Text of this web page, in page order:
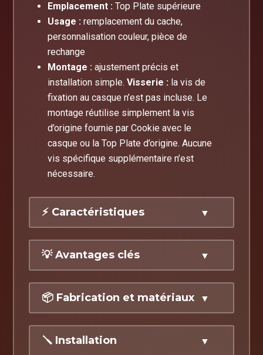
Emplacement : Top Plate supérieure
Usage : remplacement du cache,
personnalisation couleur, pièce de
rechange
Montage : ajustement précis et
installation simple.Visserie : la vis de
fixation au casque n’est pas incluse. Le
montage réutilise simplement la vis
d’origine fournie par Cookie avec le
casque ou la Top Plate d’origine. Aucune
vis spécifique supplémentaire n’est
nécessaire.
⚡ Caractéristiques
Conçu spécifiquement pour le casque
Ajustement précis pour une intégration
propre
Finition soignée avec contrôle qualité
systématique
MarquageNayoki
💡 Avantages clés
✔Remplacement idéalen cas d’usure
ou de perte de la pièce d’origine
✔Personnalisation esthétique
📦 Fabrication et matériaux
Matériau selon variante :
🪛 Installation